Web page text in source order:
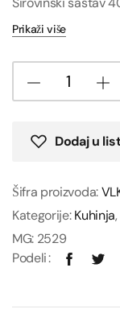
Prikaži više
Dodaj u
Šifra proizvoda:
Kategorije:Kuhinja,
MG: 2529
Podeli